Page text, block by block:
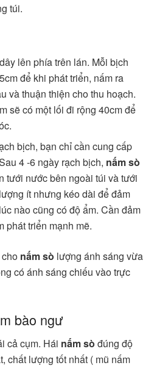
túi.
lên phía trên lán. Mỗi bịch
để khi phát triển, nấm ra
và thuận thiện cho thu hoạch.
sẽ có một lối đi rộng 40cm để
bịch, bạn chỉ cần cung cấp
4 -6 ngày rạch bịch, nấm sò
tưới nước bên ngoài túi và tưới
ít nhưng kéo dài để đảm
nào cũng có độ ẩm. Cần đảm
phát triển mạnh mẽ.
nấm sò lượng ánh sáng vừa
có ánh sáng chiếu vào trực
bào ngư
cả cụm. Hái nấm sòđúng độ
chất lượng tốt nhất ( mũ nấm